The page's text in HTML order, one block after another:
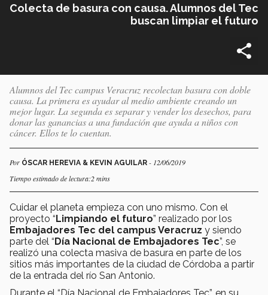
Colecta de basura con causa. Alumnos del Tec
buscan limpiar el futuro
Alumnos del Tec campus Veracruz recolectan basura con doble
causa. La primera es ayudar al medio ambiente creando un
mejor lugar. La segunda es separar y vender los desechos, para
donar las ganancias a una fundación que ayuda a niños con
cáncer. Ellos te lo cuentan.
Por ÓSCAR HEREVIA & KEVIN AGUILAR - 12/06/2019
Tiempo estimado de lectura:2 mins
Cuidar el planeta empieza con uno mismo. Con el
proyecto “Limpiando el futuro” realizado por los
Embajadores Tec del campus Veracruz y siendo
parte del “Día Nacional de Embajadores Tec”, se
realizó una colecta masiva de basura en parte de los
sitios más importantes de la ciudad de Córdoba a partir
de la entrada del río San Antonio.